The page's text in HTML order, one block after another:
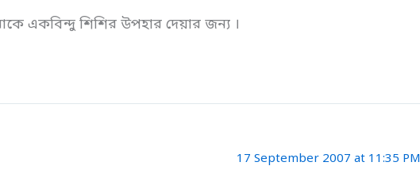
একবিন্দু শিশির উপহার দেয়ার জন্য ।
17 September 2007 at 11:35 PM